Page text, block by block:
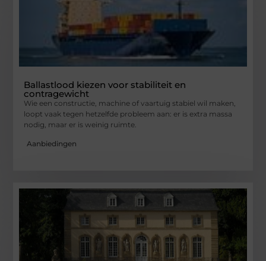
Ballastlood kiezen voor stabiliteit en
contragewicht
Wie een constructie, machine of vaartuig stabiel wil maken,
loopt vaak tegen hetzelfde probleem aan: er is extra massa
nodig, maar er is weinig ruimte.
Aanbiedingen